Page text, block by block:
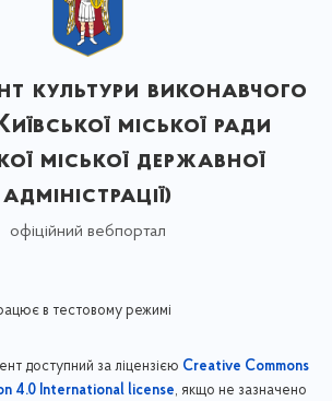
культури виконавчого
міської ради
міської державної
адміністрації)
офіційний вебпортал
в тестовому режимі
доступний за ліцензією Creative Commons
4.0 International license, якщо не зазначено